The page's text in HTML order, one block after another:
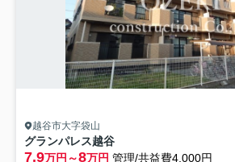
越谷市大字袋山
グランパレス越谷
7.9万円～8万円 管理/共益費4,000円